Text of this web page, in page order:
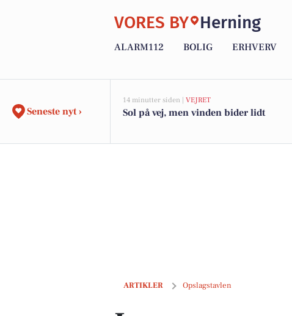
VORES BY Herning
ALARM112 BOLIG ERHVERV
Seneste nyt ›
14 minutter siden | VEJRET
Sol på vej, men vinden bider lidt
ARTIKLER Opslagstavlen
Læs mere om FC Midtjylland og 3 andre